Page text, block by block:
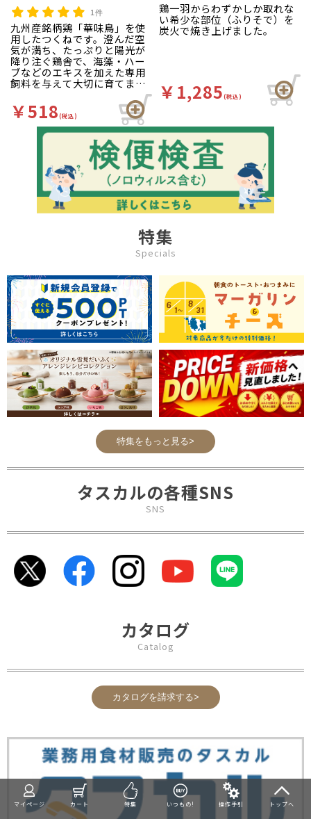
1件
九州産銘柄鶏「華味鳥」を使
用したつくねです。澄んだ空
気が満ち、たっぷりと陽光が
降り注ぐ鶏舎で、海藻・ハー
ブなどのエキスを加えた専用
飼料を与えて大切に育てまし
￥518(税込)
鶏一羽からわずかしか取れな
い希少な部位（ふりそで）を
炭火で焼き上げました。
￥1,285(税込)
特集
Specials
特集をもっと見る>
タスカルの各種SNS
SNS
カタログ
Catalog
カタログを請求する>
マイページ カート 特集 いつもの! 操作手引 トップへ